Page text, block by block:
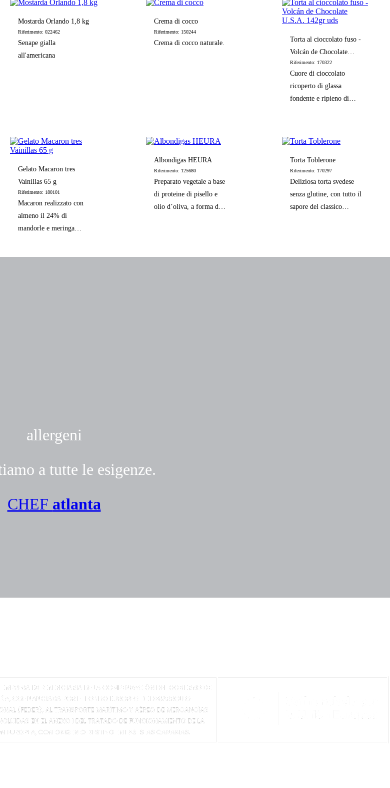
Mostarda Orlando 1,8 kg
Riferimento: 022462
Senape gialla
all'americana
Crema di cocco
Riferimento: 150244
Crema di cocco naturale.
Torta al cioccolato fuso -
Volcán de Chocolate
U.S.A. 142gr uds
Riferimento: 170322
Cuore di cioccolato
ricoperto di glassa
fondente e ripieno di
Gelato Macaron tres
Vainillas 65 g
Riferimento: 180101
Macaron realizzato con
almeno il 24% di
mandorle e meringa
Albondigas HEURA
Riferimento: 125680
Preparato vegetale a base
di proteine di pisello e
olio d’oliva, a forma di
Torta Toblerone
Riferimento: 170297
Deliziosa torta svedese
senza glutine, con tutto il
sapore del classico
allergeni
a tutte le esigenze.
CHEF atlanta